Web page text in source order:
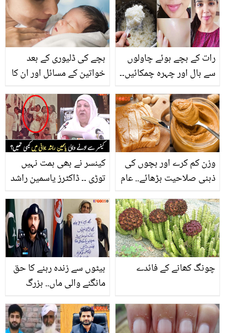
بچے کی ڈلیوری کے بعد
خواتین کے مسائل اور ان کا
رات کے بچے ہوئے چاولوں
سے بال اور چہرہ چمکائیں۔۔
کمال کا نسخہ، جو 20 منٹ
میں دے ایسا نکھار کہ آپ
بھی حیران رہ جائیں
کینسر نے بھی ہمت نہیں
توڑی ۔۔ ڈاکٹرز یاسمین راشد
سب کو حیران کر دیا،
دیکھیے
وزن کم کرے اور بچوں کی
ذہنی صلاحیت بڑھائے.. عام
کا مکھن کھانے کے حیران
کن فائدے
بیٹوں سے زندہ رہنے کا حق
مانگنے والی ماں.. بزرگ
پولیس نے کیا کیا؟
چونگ کھانے کے فائدے